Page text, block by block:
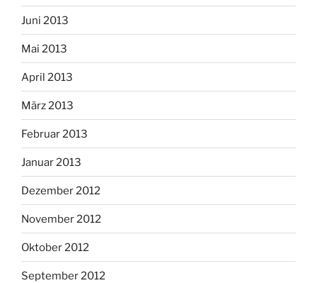
Juni 2013
Mai 2013
April 2013
März 2013
Februar 2013
Januar 2013
Dezember 2012
November 2012
Oktober 2012
September 2012